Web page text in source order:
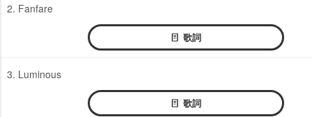
2. Fanfare
歌詞
3. Luminous
歌詞